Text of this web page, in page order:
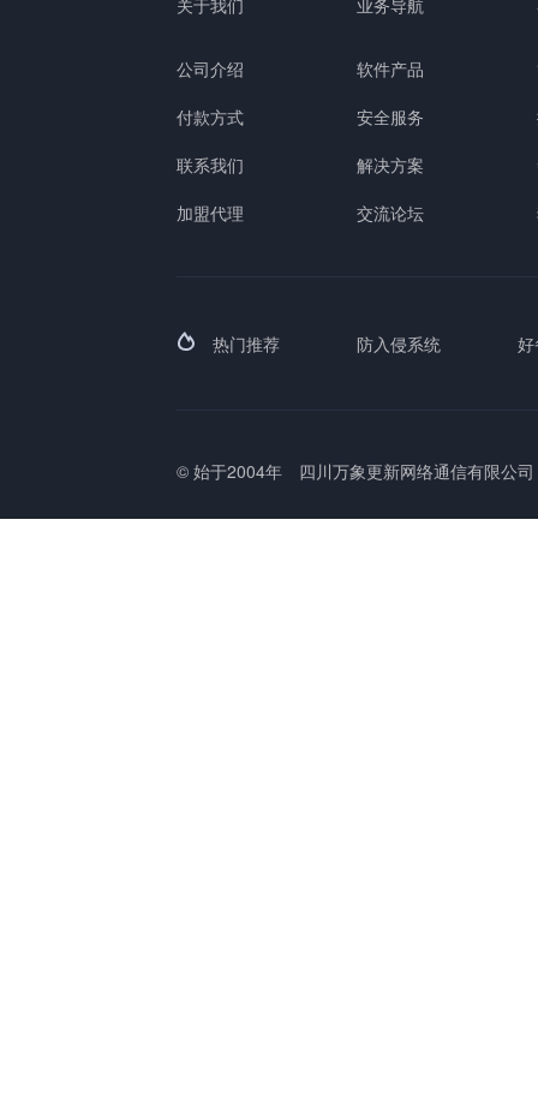
关于我们
公司介绍
付款方式
联系我们
加盟代理
业务导航
软件产品
安全服务
解决方案
交流论坛
热门推荐 防入侵系统
© 始于2004年 四川万象更新网络通信有限公司